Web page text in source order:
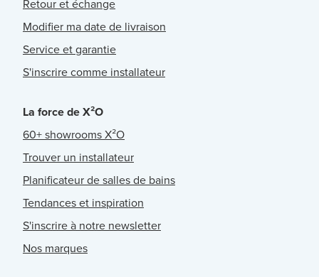
Retour et échange
Modifier ma date de livraison
Service et garantie
S'inscrire comme installateur
La force de X²O
60+ showrooms X²O
Trouver un installateur
Planificateur de salles de bains
Tendances et inspiration
S'inscrire à notre newsletter
Nos marques